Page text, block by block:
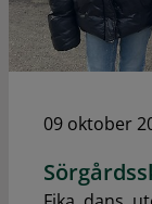
09 oktober